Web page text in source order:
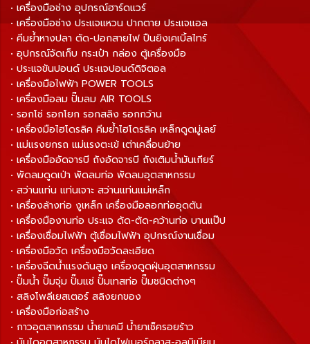
• เครื่องมือช่าง อุปกรณ์ฮาร์ดแวร์
• เครื่องมือช่าง ประแจแหวน ปากตาย ประแจแอล
• คีมย้ำหางปลา ตัด-ปอกสายไฟ ปืนยิงเคเบิ้ลไทร์
• อุปกรณ์จัดเก็บ กระเป๋า กล่อง ตู้เครื่องมือ
• ประแจขันปอนด์ ประแจปอนด์ดิจิตอล
• เครื่องมือไฟฟ้า POWER TOOLS
• เครื่องมือลม ปั๊มลม AIR TOOLS
• รอกโซ่ รอกโยก รอกสลิง รอกกว้าน
• เครื่องมือไฮโดรลิค คีมย้ำไฮโดรลิค เหล็กดูดมู่เลย์
• แม่แรงยกรถ แม่แรงตะเข้ เต่าเคลื่อนย้าย
• เครื่องมืออัดจารบี ถังอัดจารบี ถังเติมน้ำมันเกียร์
• พัดลมดูดเป่า พัดลมท่อ พัดลมอุตสาหกรรม
• สว่านแท่น แท่นเจาะ สว่านแท่นแม่เหล็ก
• เครื่องล้างท่อ งูเหล็ก เครื่องมือลอกท่ออุดตัน
• เครื่องมืองานท่อ ประแจ ดัด-ตัด-คว้านท่อ บานแป๊ป
• เครื่องเชื่อมไฟฟ้า ตู้เชื่อมไฟฟ้า อุปกรณ์งานเชื่อม
• เครื่องมือวัด เครื่องมือวัดละเอียด
• เครื่องฉีดน้ำแรงดันสูง เครื่องดูดฝุ่นอุตสาหกรรม
• ปั๊มน้ำ ปั๊มจุ่ม ปั๊มแช่ ปั๊มเทสท่อ ปั๊มชนิดต่างๆ
• สลิงโพลีเยสเตอร์ สลิงยกของ
• เครื่องมือก่อสร้าง
• กาวอุตสาหกรรม น้ำยาเคมี น้ำยาเช็ครอยร้าว